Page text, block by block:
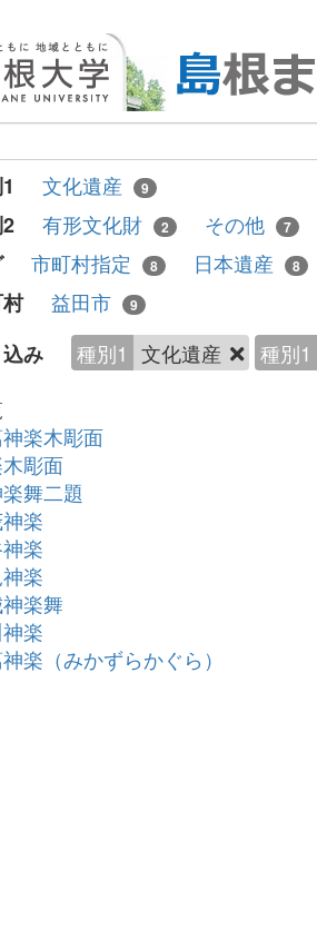
文化遺産 9
有形文化財 2 その他 7
市町村指定 8 日本遺産 8
益田市 9
み 種別1 文化遺産
種別1
楽木彫面
彫面
舞二題
楽
楽
楽
楽舞
楽
楽（みかずらかぐら）